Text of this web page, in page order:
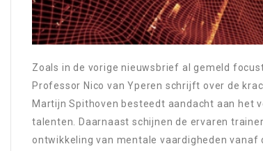
Zoals in de vorigenieuwsbrief al gemeld
Professor Nico van Yperen schrijft over de
Martijn Spithoven besteedt aandacht aan het
talenten. Daarnaast schijnen de ervaren
ontwikkeling van mentale vaardigheden vanaf